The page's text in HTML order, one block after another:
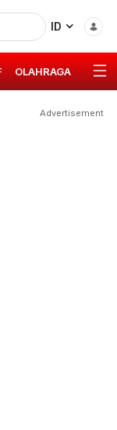
ID
OLAHRAGA GAYA
Advertisement